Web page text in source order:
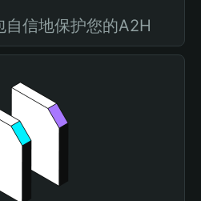
信地保护您的A2H